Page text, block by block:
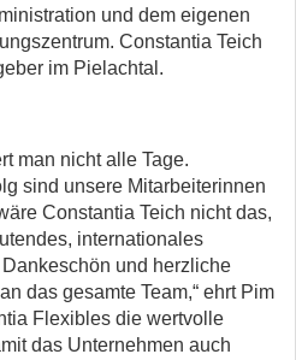
und dem eigenen
Constantia Teich
im Pielachtal.
man nicht alle Tage.
sind unsere Mitarbeiterinnen
Constantia Teich nicht das,
internationales
und herzliche
das gesamte Team,“ ehrt Pim
Flexibles die wertvolle
das Unternehmen auch